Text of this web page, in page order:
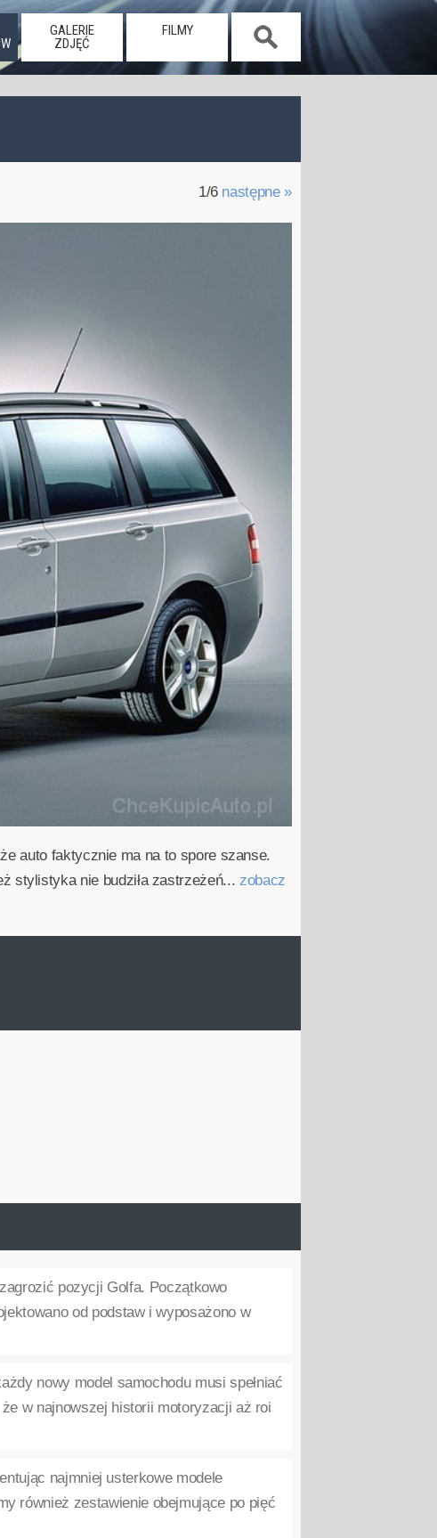
GALERIE
ZDJĘĆ
FILMY
1/6 następne »
auto faktycznie ma na to spore szanse.
stylistyka nie budziła zastrzeżeń... zobacz
pozycji Golfa. Początkowo
od podstaw i wyposażono w
nowy model samochodu musi spełniać
w najnowszej historii motoryzacji aż roi
najmniej usterkowe modele
również zestawienie obejmujące po pięć